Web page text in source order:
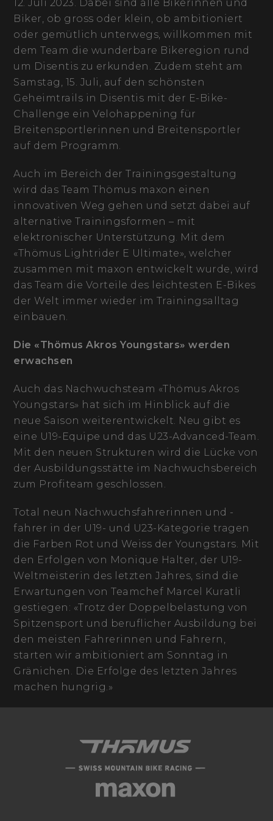
12. Juli 2023. Dabei sind alle Bikerinnen und
Biker, ob gross oder klein, ob ambitioniert
oder gemütlich unterwegs, willkommen mit
dem Team die wunderbare Bikeregion rund
um Disentis zu erkunden. Zudem steht am
Samstag, 15. Juli, auf den schönsten
Geheimtrails in Disentis mit der E-Bike-
Challenge ein Velohappening für
Breitensportlerinnen und Breitensportler
auf dem Programm.
Auch im Bereich der Trainingsgestaltung
wird das Team Thömus maxon einen
innovativen Weg gehen und setzt dabei auf
alternative Trainingsformen – mit
elektronischer Unterstützung. Mit dem
«Thömus Lightrider E Ultimate», welcher
zusammen mit maxon entwickelt wurde, wird
das Team die Vorteile des leichtesten E-Bikes
der Welt immer wieder im Trainingsalltag
einbauen.
Die «Thömus Akros Youngstars» werden
erwachsen
Auch das Nachwuchsteam «Thömus Akros
Youngstars» hat sich im Hinblick auf die
neue Saison weiterentwickelt. Neu gibt es
eine U19-Equipe und das U23-Advanced-Team.
Mit den neuen Strukturen wird die Lücke von
der Ausbildungsstätte im Nachwuchsbereich
zum Profiteam geschlossen.
Total neun Nachwuchsfahrerinnen und -
fahrer in der U19- und U23-Kategorie tragen
die Farben Rot und Weiss der Youngstars. Mit
den Erfolgen von Monique Halter, der U19-
Weltmeisterin des letzten Jahres, sind die
Erwartungen von Teamchef Marcel Kuratli
gestiegen: «Trotz der Doppelbelastung von
Spitzensport und beruflicher Ausbildung bei
den meisten Fahrerinnen und Fahrern,
starten wir ambitioniert am Sonntag in
Gränichen. Die Erfolge des letzten Jahres
machen hungrig.»